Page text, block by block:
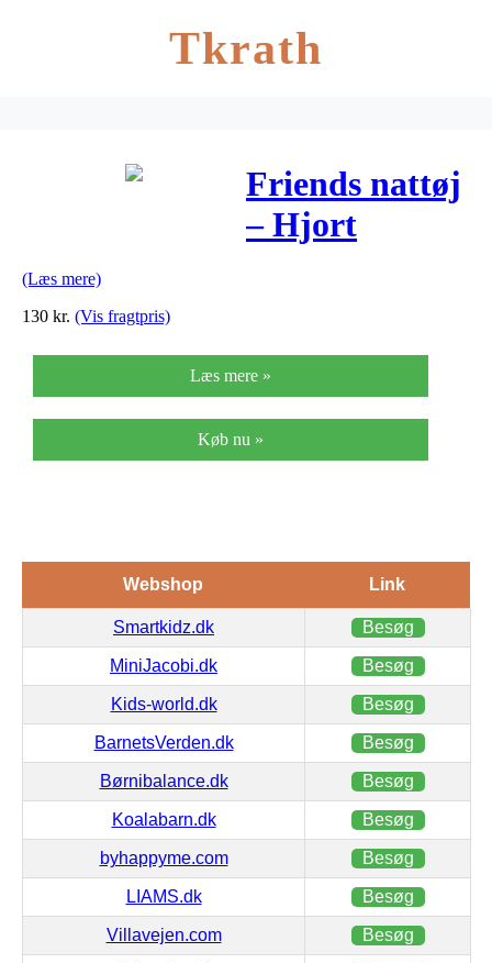
Tkrath
Friends nattøj
– Hjort
(Læs mere)
130 kr. (Vis fragtpris)
Læs mere »
Køb nu »
Webshop Link
Smartkidz.dk Besøg
MiniJacobi.dk Besøg
Kids-world.dk Besøg
BarnetsVerden.dk Besøg
Børnibalance.dk Besøg
Koalabarn.dk Besøg
byhappyme.com Besøg
LIAMS.dk Besøg
Villavejen.com Besøg